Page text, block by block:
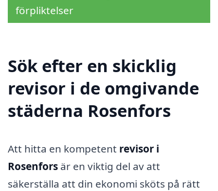
förpliktelser
Sök efter en skicklig
revisor i de omgivande
städerna Rosenfors
Att hitta en kompetent revisor i
Rosenfors är en viktig del av att
säkerställa att din ekonomi sköts på rätt